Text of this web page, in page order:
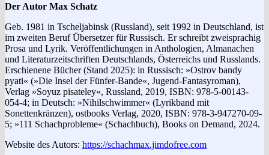
Der Autor Max Schatz
Geb. 1981 in Tscheljabinsk (Russland), seit 1992 in Deutschland, ist
im zweiten Beruf Übersetzer für Russisch. Er schreibt zweisprachig
Prosa und Lyrik. Veröffentlichungen in Anthologien, Almanachen
und Literaturzeitschriften Deutschlands, Österreichs und Russlands.
Erschienene Bücher (Stand 2025): in Russisch: »Ostrov bandy
pyati« (»Die Insel der Fünfer-Bande«, Jugend-Fantasyroman),
Verlag »Soyuz pisateley«, Russland, 2019, ISBN: 978-5-00143-
054-4; in Deutsch: »Nihilschwimmer« (Lyrikband mit
Sonettenkränzen), ostbooks Verlag, 2020, ISBN: 978-3-947270-09-
5; »111 Schachprobleme« (Schachbuch), Books on Demand, 2024.
Website des Autors: https://schachmax.jimdofree.com